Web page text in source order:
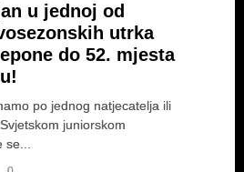
u jednoj od
utrka
do 52. mjesta
po jednog natjecatelja ili
juniorskom